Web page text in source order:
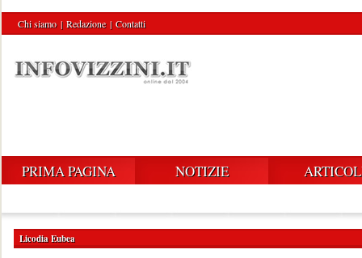
Chi siamo | Redazione | Contatti
PRIMA PAGINA NOTIZIE
Licodia Eubea